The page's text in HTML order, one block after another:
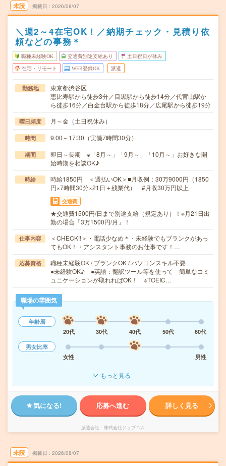
未読 掲載日 2026/08/07
＼週2～4在宅OK！／納期チェック・見積り依
頼などの事務＊
職種未経験OK 交通費別途支給あり 土日祝日が休み
在宅・リモート WEB登録OK 派遣
勤務地
東京都渋谷区
恵比寿駅から徒歩3分／目黒駅から徒歩14分／代官山駅か
ら徒歩16分／白金台駅から徒歩18分／広尾駅から徒歩19分
曜日頻度 月～金（土日祝休み）
時間 9:00～17:30（実働7時間30分）
期間
即日～長期 ※「8月～」「9月～」「10月～」お好きな開
始時期を相談OK♪
時給
時給1850円 ＜週払いOK＞■月収例：30万9000円（1850
円×7時間30分×21日＋残業代） #月収30万円以上
交通費
★交通費1500円/日まで別途支給（規定あり）！※月21日出
勤の場合「3万1500円/月」！
仕事内容
＜CHECK!!＞・電話少なめ＊・未経験でもブランクがあっ
てもOK！・アシスタント事務のお仕事です！…
応募資格
職種未経験OK / ブランクOK / パソコンスキル不要
●未経験OK♪ ●英語：翻訳ツール等を使って 簡単なコミ
ュニケーションが取れればOK！ ※TOEIC…
職場の雰囲気
年齢層
20代
30代 40代 50代
60代
男女比率
女性
男性
もっと見る
気になる! 応募へ進む 詳しく見る
派遣会社 株式会社ジョブコム
未読 掲載日 2026/08/07